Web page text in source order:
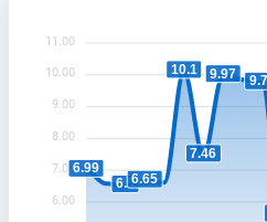
11.00
10.00
9.00
8.00
7.00
6.00
6.99
6.56.65
10.1
7.46
9.97